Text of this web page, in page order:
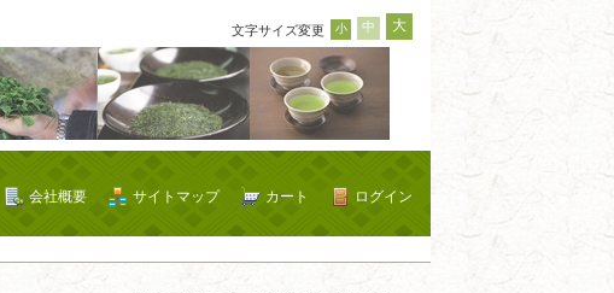
文字サイズ変更 小 中 大
ログイン
カート
サイトマップ
会社概要